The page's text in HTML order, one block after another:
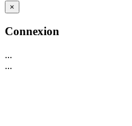
×
Connexion
...
...